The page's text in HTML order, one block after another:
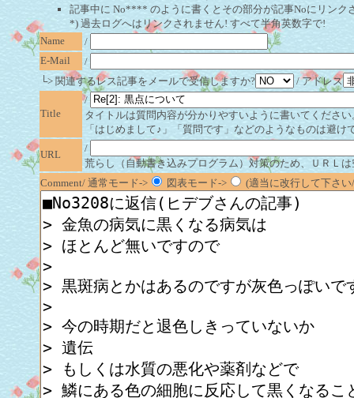
記事中に No**** のように書くとその部分が記事Noにリン
*) 過去ログへはリンクされません! すべて半角英数字で!
Name
/
E-Mail
/
└> 関連するレス記事をメールで受信しますか?
/ アドレス
Title
/
タイトルは質問内容が分かりやすいように書いてください
「はじめまして♪」「質問です」などのようなものは避け
URL
/
荒らし（自動書き込みプログラム）対策のため、ＵＲＬ
Comment/ 通常モード->
図表モード-> (適当に改行して下さ